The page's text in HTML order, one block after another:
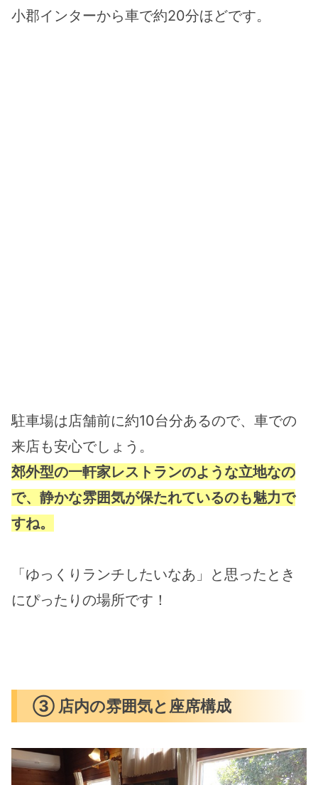
小郡インターから車で約20分ほどです。
駐車場は店舗前に約10台分あるので、車での
来店も安心でしょう。
郊外型の一軒家レストランのような立地なの
で、静かな雰囲気が保たれているのも魅力で
すね。
「ゆっくりランチしたいなあ」と思ったとき
にぴったりの場所です！
③ 店内の雰囲気と座席構成